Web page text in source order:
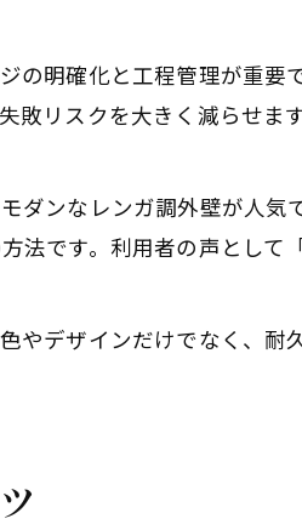
明確化と工程管理が重要
リスクを大きく減らせま
ンなレンガ調外壁が人気
法です。利用者の声として
デザインだけでなく、耐